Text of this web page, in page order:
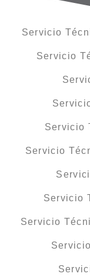
Servicio
Servicio
Servicio
Servicio
Servicio
Servicio